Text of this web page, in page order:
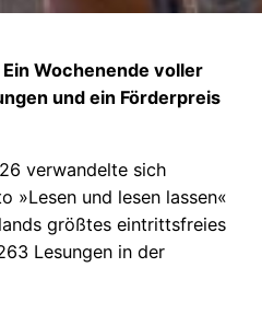
Wochenende voller
und ein Förderpreis
verwandelte sich
»Lesen und lesen lassen«
größtes eintrittsfreies
Lesungen in der